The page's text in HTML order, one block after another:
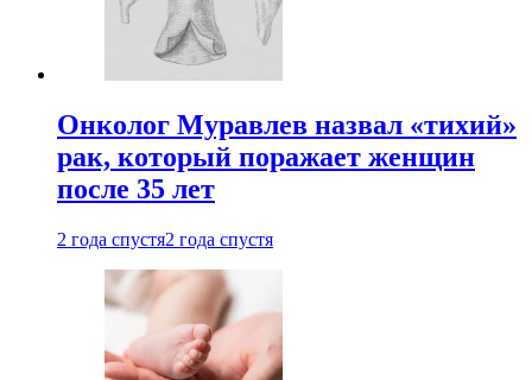
Онколог Муравлев назвал «тихий»
рак, который поражает женщин
после 35 лет
2 года спустя2 года спустя